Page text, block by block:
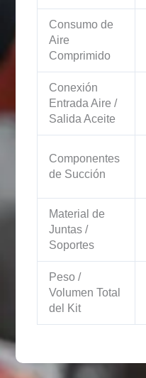
Consumo de
Aire
Comprimido
Conexión
Entrada Aire /
Salida Aceite
Componentes
de Succión
Material de
Juntas /
Soportes
Peso /
Volumen Total
del Kit